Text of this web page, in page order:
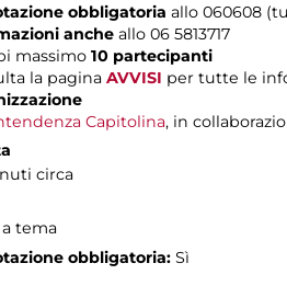
obbligatoria allo 060608
anche allo 06 5813717
massimo 10 partecipanti
la pagina AVVISI per tutte le
Capitolina, in
circa
tema
obbligatoria: Sì